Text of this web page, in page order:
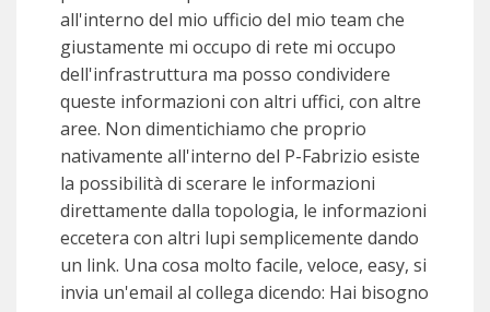
all'interno del mio ufficio del mio team che
giustamente mi occupo di rete mi occupo
dell'infrastruttura ma posso condividere
queste informazioni con altri uffici, con altre
aree. Non dimentichiamo che proprio
nativamente all'interno del P-Fabrizio esiste
la possibilità di scerare le informazioni
direttamente dalla topologia, le informazioni
eccetera con altri lupi semplicemente dando
un link. Una cosa molto facile, veloce, easy, si
invia un'email al collega dicendo: Hai bisogno